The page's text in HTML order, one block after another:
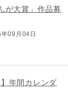
が大賞」作品募
09月04日
年間カレンダ